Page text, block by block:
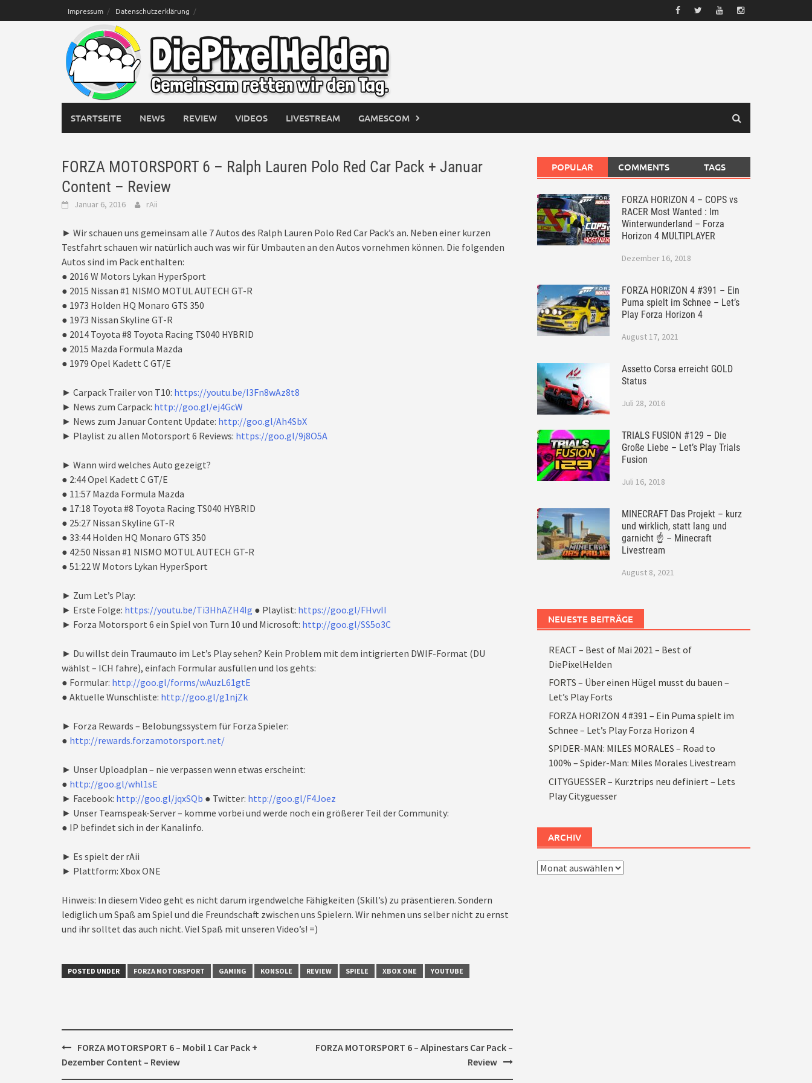
to
Impressum Datenschutzerklärung
STARTSEITE NEWS REVIEW VIDEOS LIVESTREAM GAMESCOM
FORZA MOTORSPORT 6 – Ralph Lauren Polo Red Car Pack + Januar
Content – Review
Januar 6, 2016 rAii
► Wir schauen uns gemeinsam alle 7 Autos des Ralph Lauren Polo Red Car Pack’s an. Neben einer kurzen
Testfahrt schauen wir natürlich auch was wir für Umbauten an den Autos vornehmen können. Die folgenden
Autos sind im Pack enthalten:
● 2016 W Motors Lykan HyperSport
● 2015 Nissan #1 NISMO MOTUL AUTECH GT-R
● 1973 Holden HQ Monaro GTS 350
● 1973 Nissan Skyline GT-R
● 2014 Toyota #8 Toyota Racing TS040 HYBRID
● 2015 Mazda Formula Mazda
● 1979 Opel Kadett C GT/E
► Carpack Trailer von T10: https://youtu.be/I3Fn8wAz8t8
► News zum Carpack: http://goo.gl/ej4GcW
► News zum Januar Content Update: http://goo.gl/Ah4SbX
► Playlist zu allen Motorsport 6 Reviews: https://goo.gl/9j8O5A
► Wann wird welches Auto gezeigt?
● 2:44 Opel Kadett C GT/E
● 11:57 Mazda Formula Mazda
● 17:18 Toyota #8 Toyota Racing TS040 HYBRID
● 25:27 Nissan Skyline GT-R
● 33:44 Holden HQ Monaro GTS 350
● 42:50 Nissan #1 NISMO MOTUL AUTECH GT-R
● 51:22 W Motors Lykan HyperSport
► Zum Let’s Play:
► Erste Folge: https://youtu.be/Ti3HhAZH4Ig ● Playlist: https://goo.gl/FHvvII
► Forza Motorsport 6 ein Spiel von Turn 10 und Microsoft: http://goo.gl/SS5o3C
► Du willst dein Traumauto im Let’s Play sehen? Kein Problem mit dem intigrierten DWIF-Format (DU
wählst – ICH fahre), einfach Formular ausfüllen und los gehts:
● Formular: http://goo.gl/forms/wAuzL61gtE
● Aktuelle Wunschliste: http://goo.gl/g1njZk
► Forza Rewards – Belobungssystem für Forza Spieler:
● http://rewards.forzamotorsport.net/
► Unser Uploadplan – nie verpassen wenn etwas erscheint:
● http://goo.gl/whl1sE
► Facebook: http://goo.gl/jqxSQb ● Twitter: http://goo.gl/F4Joez
► Unser Teamspeak-Server – komme vorbei und werde noch ein größerer Teil der Community:
● IP befindet sich in der Kanalinfo.
► Es spielt der rAii
► Plattform: Xbox ONE
Hinweis: In diesem Video geht es nicht darum irgendwelche Fähigkeiten (Skill’s) zu präsentieren. Sondern
lediglich um Spaß am Spiel und die Freundschaft zwischen uns Spielern. Wir nehmen uns selber nicht zu ernst
und ihr solltet das auch nicht. Viel Spaß mit unseren Video’s! =)
POSTED UNDER FORZA MOTORSPORT GAMING KONSOLE REVIEW SPIELE XBOX ONE YOUTUBE
Post
navigation
FORZA MOTORSPORT 6 – Mobil 1 Car Pack +
Dezember Content – Review
FORZA MOTORSPORT 6 – Alpinestars Car Pack –
Review
POPULAR COMMENTS TAGS
FORZA HORIZON 4 – COPS vs
RACER Most Wanted : Im
Winterwunderland – Forza
Horizon 4 MULTIPLAYER
Dezember 16, 2018
FORZA HORIZON 4 #391 – Ein
Puma spielt im Schnee – Let’s
Play Forza Horizon 4
August 17, 2021
Assetto Corsa erreicht GOLD
Status
Juli 28, 2016
TRIALS FUSION #129 – Die
Große Liebe – Let’s Play Trials
Fusion
Juli 16, 2018
MINECRAFT Das Projekt – kurz
und wirklich, statt lang und
garnicht ☝ – Minecraft
Livestream
August 8, 2021
NEUESTE BEITRÄGE
REACT – Best of Mai 2021 – Best of
DiePixelHelden
FORTS – Über einen Hügel musst du bauen –
Let’s Play Forts
FORZA HORIZON 4 #391 – Ein Puma spielt im
Schnee – Let’s Play Forza Horizon 4
SPIDER-MAN: MILES MORALES – Road to
100% – Spider-Man: Miles Morales Livestream
CITYGUESSER – Kurztrips neu definiert – Lets
Play Cityguesser
ARCHIV
Archiv